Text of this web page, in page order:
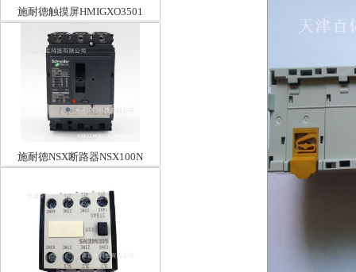
施耐德触摸屏HMIGXO3501
施耐德NSX断路器NSX100N